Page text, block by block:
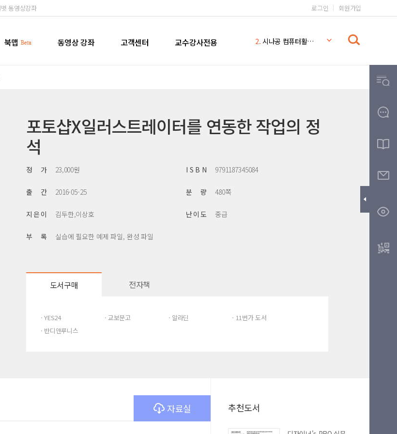
동영상강좌 로그인 회원가입
북맵 동영상 강좌 고객센터 교수강사전용 3. 일본어 무작정 따라하기
9.영어회화 핵심패턴 233 MP3
포토샵X일러스트레이터를 연동한 작업의 정
석
정 가 23,000원 I S B N 9791187345084
출 간 2016-05-25 분 량 480쪽
지 은 이 김두한,이상호 난 이 도 중급
부 록 실습에 필요한 예제 파일, 완성 파일
도서구매 전자책
· YES24 · 교보문고 · 알라딘
· 11번가 도서
· 반디앤루니스
자료실 추천도서